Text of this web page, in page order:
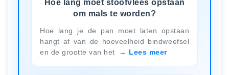
Hoe lang moet stoofvlees opstaan
om mals te worden?
Hoe lang je de pan moet laten opstaan
hangt af van de hoeveelheid bindweefsel
en de grootte van het
Lees meer